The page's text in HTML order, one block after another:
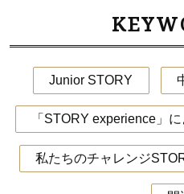
Junior STORY
「STORY experience」に
私たちのチャレンジ